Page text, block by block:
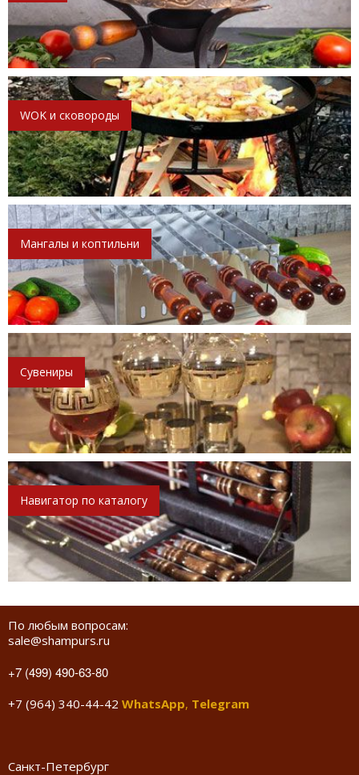
WOK и сковороды
Мангалы и коптильни
Сувениры
Навигатор по каталогу
По любым вопросам:
sale@shampurs.ru
+7 (499) 490-63-80
+7 (964) 340-44-42 WhatsApp, Telegram
Санкт-Петербург